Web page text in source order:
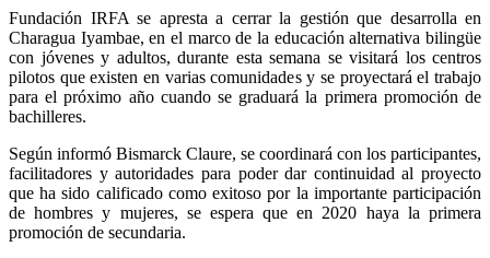
Fundación IRFA se apresta a cerrar la gestión que desarrolla en
Charagua Iyambae, en el marco de la educación alternativa bilingüe
con jóvenes y adultos, durante esta semana se visitará los centros
pilotos que existen en varias comunidades y se proyectará el trabajo
para el próximo año cuando se graduará la primera promoción de
bachilleres.
Según informó Bismarck Claure, se coordinará con los participantes,
facilitadores y autoridades para poder dar continuidad al proyecto
que ha sido calificado como exitoso por la importante participación
de hombres y mujeres, se espera que en 2020 haya la primera
promoción de secundaria.